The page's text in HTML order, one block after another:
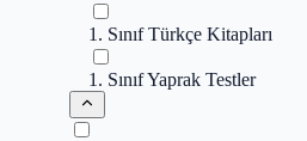
1. Sınıf Türkçe Kitapları
1. Sınıf Yaprak Testler